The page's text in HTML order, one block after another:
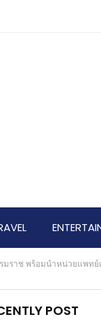
ราช พร้อมนำหน่วยแพท
POST